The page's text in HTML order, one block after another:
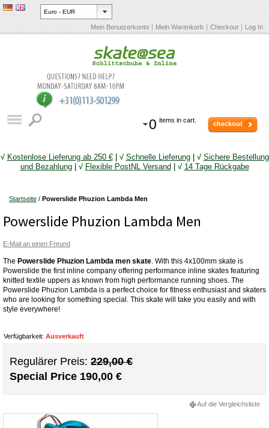
Mein Benutzerkonto Mein Warenkorb Checkout Log In
0 items in cart. checkout
√ Kostenlose Lieferung ab 250 €| √ Schnelle Lieferung| √ Sichere Bestellung
und Bezahlung| √ Flexible PostNL Versand √ 14 Tage Rückgabe
Startseite / Powerslide Phuzion Lambda Men
Powerslide Phuzion Lambda Men
E-Mail an einen Freund
The Powerslide Phuzion Lambda men skate . With this 4x100mm skate is
Powerslide the first inline company offering performance inline skates featuring
knitted textile uppers as known from high performance running shoes. The
Powerslide Phuzion Lambda is a perfect choice for fitness enthusiast and skaters
who are looking for something special. This skate will take you easily and with
style everywhere!
Verfügbarkeit: Ausverkauft
Regulärer Preis: 229,00 €
Special Price 190,00 €
Auf die Vergleichsliste